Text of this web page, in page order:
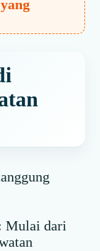
Mulai dari